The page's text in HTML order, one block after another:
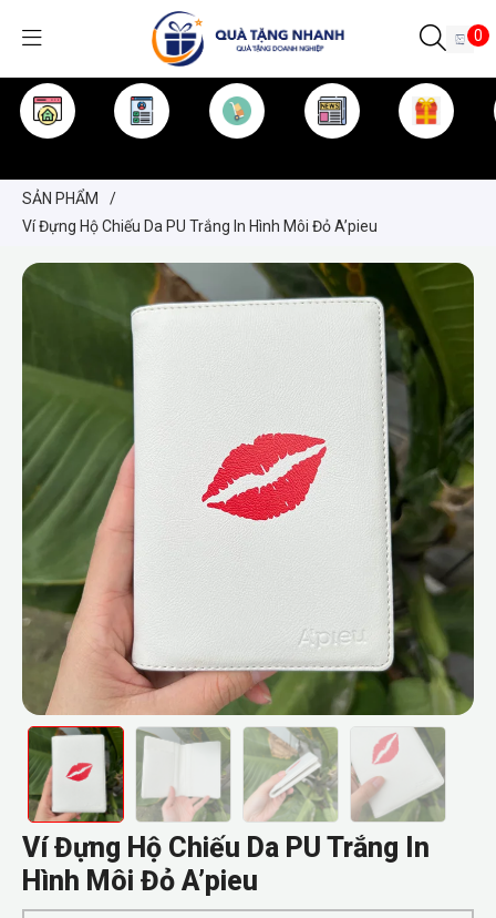
0
SẢN PHẨM
/
Ví Đựng Hộ Chiếu Da PU Trắng In Hình Môi Đỏ A’pieu
Ví Đựng Hộ Chiếu Da PU Trắng In
Hình Môi Đỏ A’pieu